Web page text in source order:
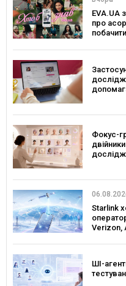
EVA.UA
про
Фокус-
Starlink
Verizon,
ШІ-